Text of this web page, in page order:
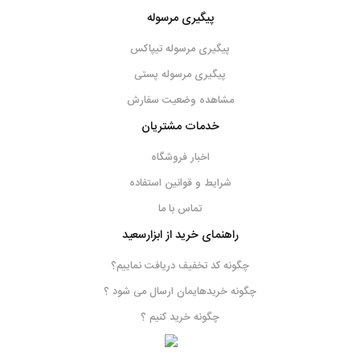
پیگیری مرسوله
پیگیری مرسوله تیپاکس
پیگیری مرسوله پستی
مشاهده وضعیت سفارش
خدمات مشتریان
اخبار فروشگاه
شرایط و قوانین استفاده
تماس با ما
راهنمای خرید از ابزارسعید
چگونه کد تخفیف دریافت نماییم؟
چگونه خریدهایمان ارسال می شود ؟
چگونه خرید کنیم ؟